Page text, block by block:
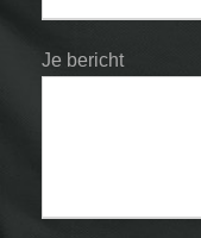
Je bericht